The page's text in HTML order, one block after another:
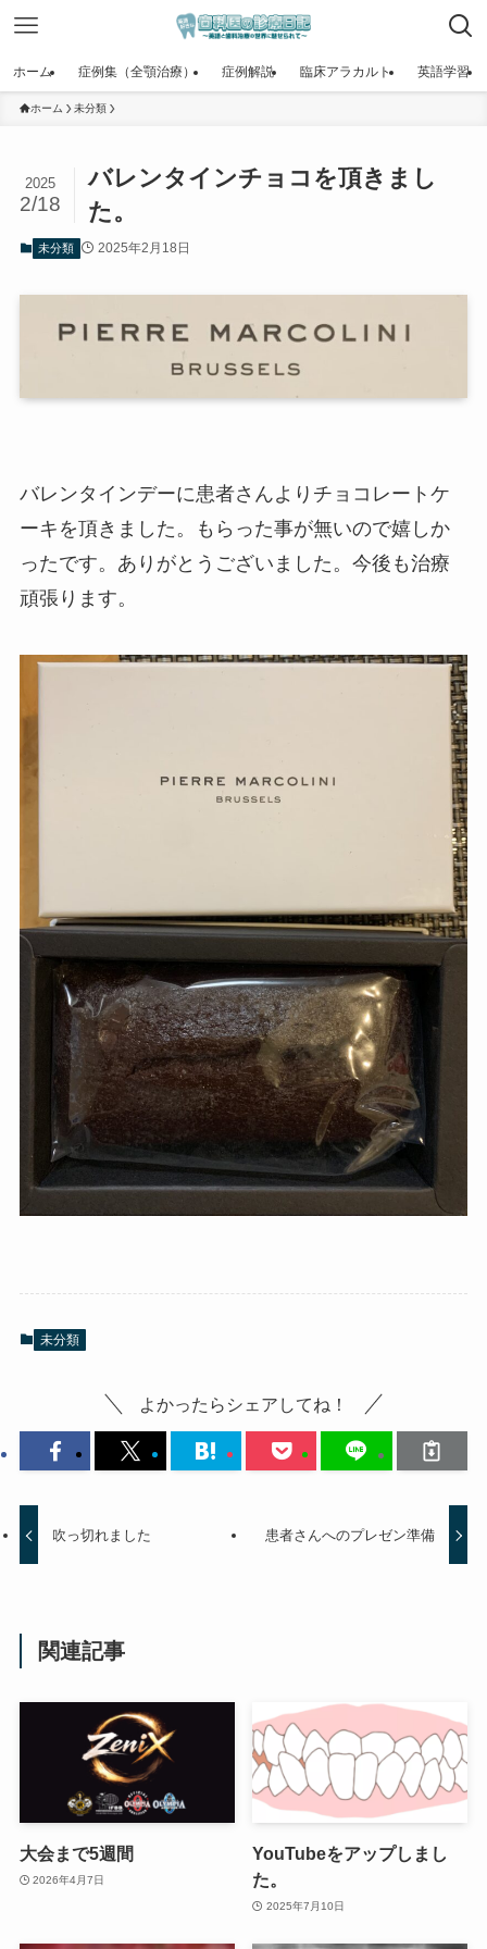
ホーム 症例集（全顎治療） 症例解説 臨床アラカルト 英語学習
ホーム 未分類
バレンタインチョコを頂きまし
た。
2025
2/18
未分類 2025年2月18日
バレンタインデーに患者さんよりチョコレートケ
ーキを頂きました。もらった事が無いので嬉しか
ったです。ありがとうございました。今後も治療
頑張ります。
未分類
よかったらシェアしてね！
吹っ切れました 患者さんへのプレゼン準備
関連記事
大会まで5週間
2026年4月7日
YouTubeをアップしまし
た。
2025年7月10日